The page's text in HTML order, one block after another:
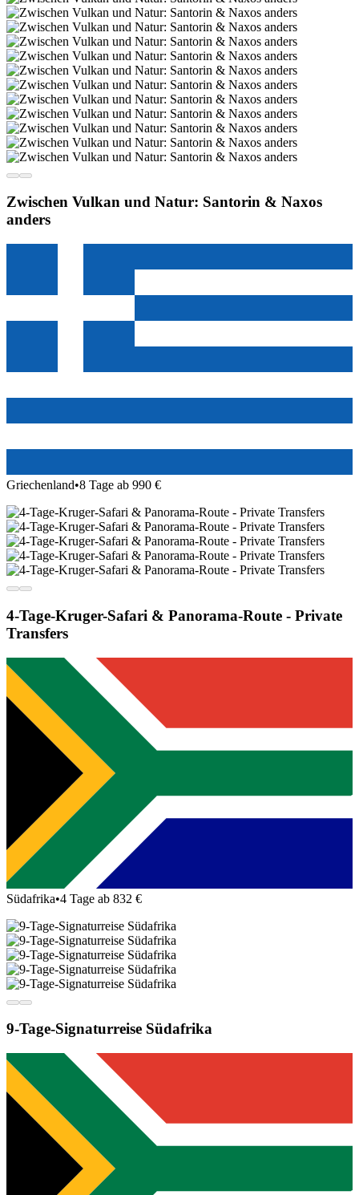
Zwischen Vulkan und Natur: Santorin & Naxos
anders
Griechenland•8 Tage ab 990 €
4-Tage-Kruger-Safari & Panorama-Route - Private
Transfers
Südafrika•4 Tage ab 832 €
9-Tage-Signaturreise Südafrika